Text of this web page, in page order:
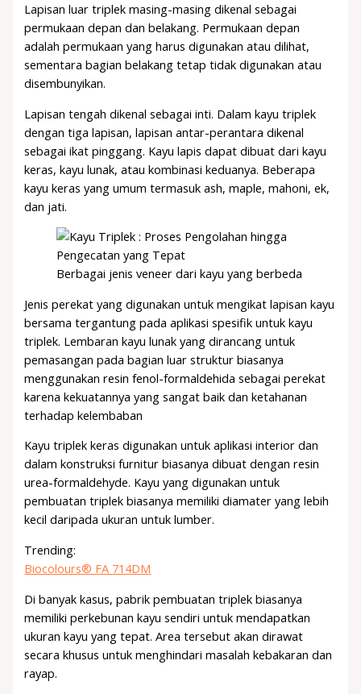
Lapisan luar triplek masing-masing dikenal sebagai
permukaan depan dan belakang. Permukaan depan
adalah permukaan yang harus digunakan atau dilihat,
sementara bagian belakang tetap tidak digunakan atau
disembunyikan.
Lapisan tengah dikenal sebagai inti. Dalam kayu triplek
dengan tiga lapisan, lapisan antar-perantara dikenal
sebagai ikat pinggang. Kayu lapis dapat dibuat dari kayu
keras, kayu lunak, atau kombinasi keduanya. Beberapa
kayu keras yang umum termasuk ash, maple, mahoni, ek,
dan jati.
Berbagai jenis veneer dari kayu yang berbeda
Jenis perekat yang digunakan untuk mengikat lapisan kayu
bersama tergantung pada aplikasi spesifik untuk kayu
triplek. Lembaran kayu lunak yang dirancang untuk
pemasangan pada bagian luar struktur biasanya
menggunakan resin fenol-formaldehida sebagai perekat
karena kekuatannya yang sangat baik dan ketahanan
terhadap kelembaban
Kayu triplek keras digunakan untuk aplikasi interior dan
dalam konstruksi furnitur biasanya dibuat dengan resin
urea-formaldehyde. Kayu yang digunakan untuk
pembuatan triplek biasanya memiliki diamater yang lebih
kecil daripada ukuran untuk lumber.
Trending:
Biocolours® FA 714DM
Di banyak kasus, pabrik pembuatan triplek biasanya
memiliki perkebunan kayu sendiri untuk mendapatkan
ukuran kayu yang tepat. Area tersebut akan dirawat
secara khusus untuk menghindari masalah kebakaran dan
rayap.